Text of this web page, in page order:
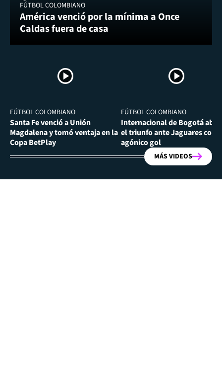
FÚTBOL COLOMBIANO
América venció por la mínima a Once
Caldas fuera de casa
FÚTBOL COLOMBIANO
Santa Fe venció a Unión
Magdalena y tomó ventaja en la
Copa BetPlay
FÚTBOL COLOMBIANO
Internacional de Bogotá
el triunfo ante Jaguares con
agónico gol
MÁS VIDEOS